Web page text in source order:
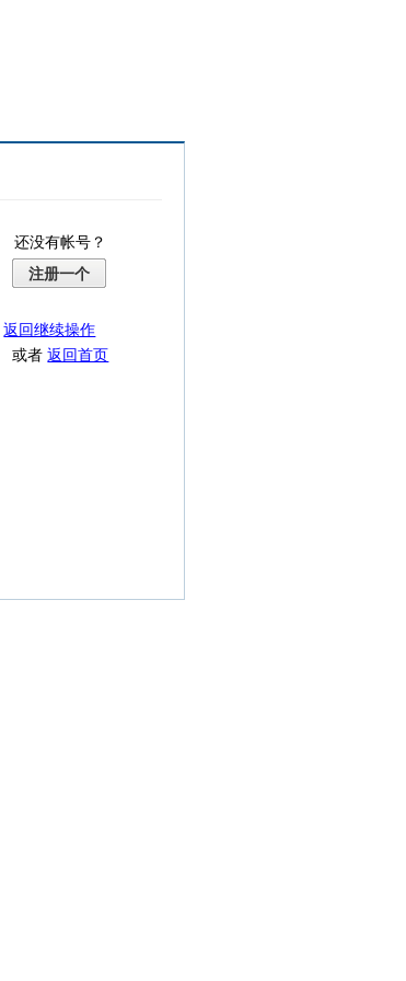
还没有帐号？
注册一个
返回继续操作
或者返回首页